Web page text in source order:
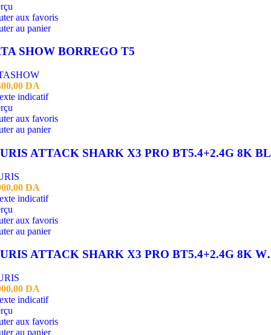
aux favoris
au panier
SHOW BORREGO T5
DA
aux favoris
au panier
DA
aux favoris
au panier
SOURIS
DA
aux favoris
au panier